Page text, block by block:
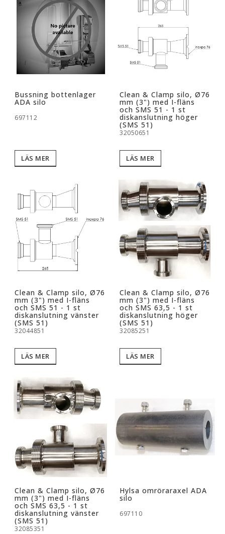
Bussning bottenlager
ADA silo
697112
LÄS MER
Clean & Clamp silo, Ø76
mm (3") med I-fläns
och SMS 51 - 1 st
diskanslutning höger
(SMS 51)
32050651
LÄS MER
Clean & Clamp silo, Ø76
mm (3") med I-fläns
och SMS 51 - 1 st
diskanslutning vänster
(SMS 51)
32044851
LÄS MER
Clean & Clamp silo, Ø76
mm (3") med I-fläns
och SMS 63,5 - 1 st
diskanslutning höger
(SMS 51)
32085251
LÄS MER
Clean & Clamp silo, Ø76
mm (3") med I-fläns
och SMS 63,5 - 1 st
diskanslutning vänster
(SMS 51)
32085351
Hylsa omröraraxel ADA
silo
697110